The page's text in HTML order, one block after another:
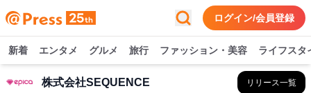
ログイン/会員登録
新着 エンタメ グルメ 旅行 ファッション・美容 ライフスタ
株式会社SEQUENCE リリース一覧